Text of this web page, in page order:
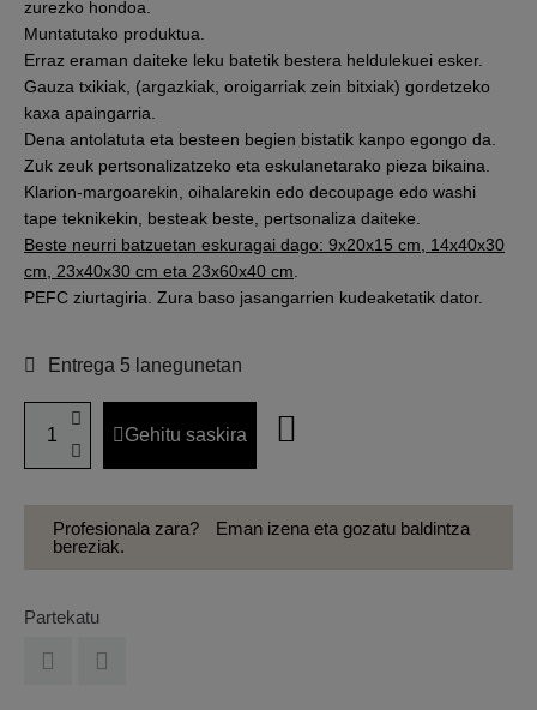
zurezko hondoa.
Muntatutako produktua.
Erraz eraman daiteke leku batetik bestera heldulekuei esker.
Gauza txikiak, (argazkiak, oroigarriak zein bitxiak) gordetzeko
kaxa apaingarria.
Dena antolatuta eta besteen begien bistatik kanpo egongo da.
Zuk zeuk pertsonalizatzeko eta eskulanetarako pieza bikaina.
Klarion-margoarekin, oihalarekin edo decoupage edo washi
tape teknikekin, besteak beste, pertsonaliza daiteke.
Beste neurri batzuetan eskuragai dago: 9x20x15 cm, 14x40x30
cm, 23x40x30 cm eta 23x60x40 cm.
PEFC ziurtagiria. Zura baso jasangarrien kudeaketatik dator.
Entrega 5 lanegunetan
Gehitu saskira
Profesionala zara?
Eman izena eta gozatu baldintza
bereziak.
Partekatu